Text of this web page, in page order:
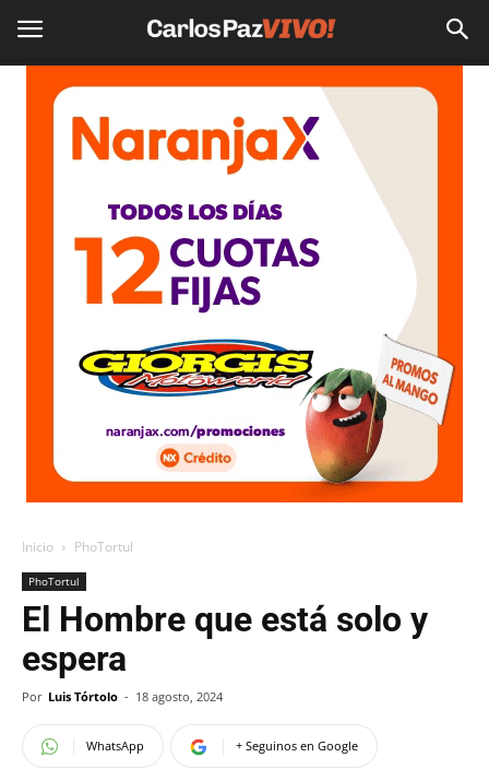
Inicio PhoTortul
PhoTortul
El Hombre que está solo y
espera
Por Luis Tórtolo - 18 agosto, 2024
WhatsApp + Seguinos en Google